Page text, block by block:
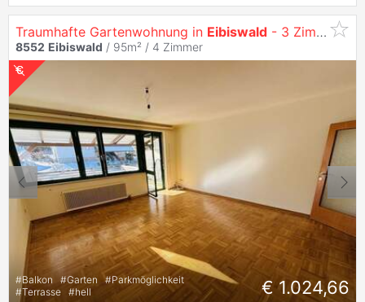
Traumhafte Gartenwohnung in Eibiswald - 3 Zimmer, Terrasse & Stellplatz!
8552 Eibiswald / 95m² / 4 Zimmer
#Balkon #Garten #Parkmöglichkeit
#Terrasse #hell € 1.024,66